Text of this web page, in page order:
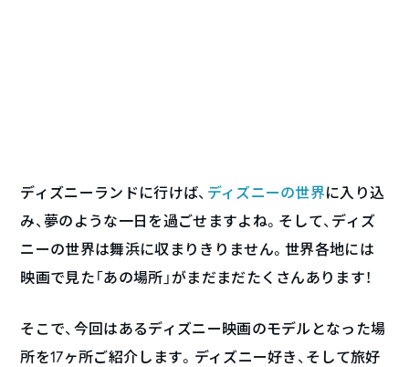
ディズニーランドに行けば、 ディズニーの世界に入り込
み、夢のような一日を過ごせますよね。そして、ディズ
ニーの世界は舞浜に収まりきりません。世界各地には
映画で見た「あの場所」がまだまだたくさんあります！
そこで、今回はあるディズニー映画のモデルとなった場
所を17ヶ所ご紹介します。ディズニー好き、そして旅好